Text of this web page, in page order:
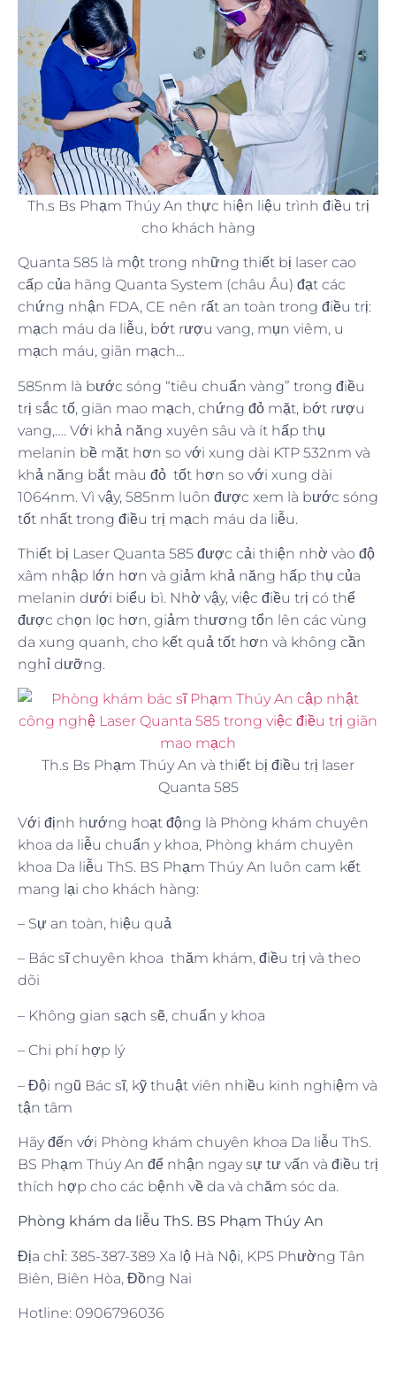
Th.s Bs Phạm Thúy An thực hiện liệu trình điều trị
cho khách hàng
Quanta 585 là một trong những thiết bị laser cao
cấp của hãng Quanta System (châu Âu) đạt các
chứng nhận FDA, CE nên rất an toàn trong điều trị:
mạch máu da liễu, bớt rượu vang, mụn viêm, u
mạch máu, giãn mạch…
585nm là bước sóng “tiêu chuẩn vàng” trong điều
trị sắc tố, giãn mao mạch, chứng đỏ mặt, bớt rượu
vang,…. Với khả năng xuyên sâu và ít hấp thụ
melanin bề mặt hơn so với xung dài KTP 532nm và
khả năng bắt màu đỏ tốt hơn so với xung dài
1064nm. Vì vậy, 585nm luôn được xem là bước sóng
tốt nhất trong điều trị mạch máu da liễu.
Thiết bị Laser Quanta 585 được cải thiện nhờ vào độ
xâm nhập lớn hơn và giảm khả năng hấp thụ của
melanin dưới biểu bì. Nhờ vậy, việc điều trị có thể
được chọn lọc hơn, giảm thương tổn lên các vùng
da xung quanh, cho kết quả tốt hơn và không cần
nghỉ dưỡng.
Th.s Bs Phạm Thúy An và thiết bị điều trị laser
Quanta 585
Với định hướng hoạt động là Phòng khám chuyên
khoa da liễu chuẩn y khoa, Phòng khám chuyên
khoa Da liễu ThS. BS Phạm Thúy An luôn cam kết
mang lại cho khách hàng:
– Sự an toàn, hiệu quả
– Bác sĩ chuyên khoa thăm khám, điều trị và theo
dõi
– Không gian sạch sẽ, chuẩn y khoa
– Chi phí hợp lý
– Đội ngũ Bác sĩ, kỹ thuật viên nhiều kinh nghiệm và
tận tâm
Hãy đến với Phòng khám chuyên khoa Da liễu ThS.
BS Phạm Thúy An để nhận ngay sự tư vấn và điều trị
thích hợp cho các bệnh về da và chăm sóc da.
Phòng khám da liễu ThS. BS Phạm Thúy An
Địa chỉ: 385-387-389 Xa lộ Hà Nội, KP5 Phường Tân
Biên, Biên Hòa, Đồng Nai
Hotline: 0906796036